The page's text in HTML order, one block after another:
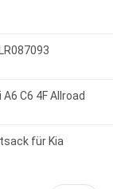
C6 4F Allroad
für Kia